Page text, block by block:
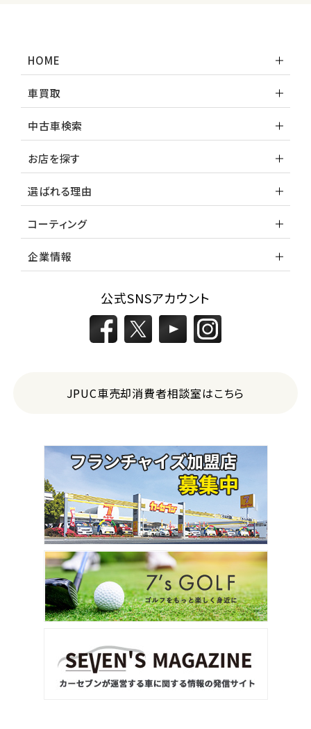
HOME
車買取
中古車検索
お店を探す
選ばれる理由
コーティング
企業情報
公式SNSアカウント
JPUC車売却消費者相談室はこちら